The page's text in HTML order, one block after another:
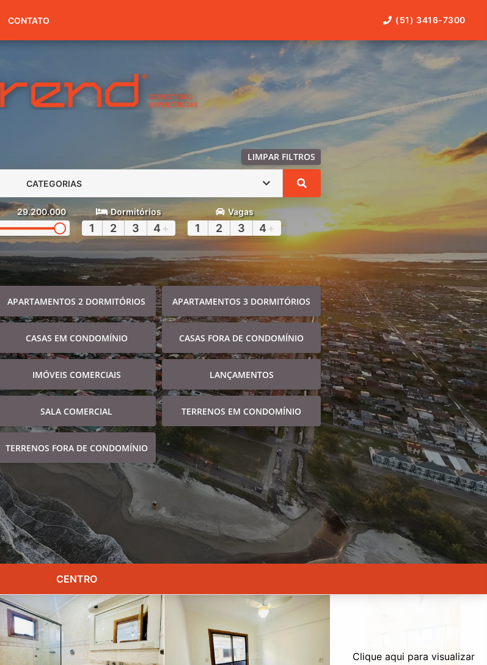
(51) 3416-7300
CONTATO (51) 3416-7300
LIMPAR FILTROS
CATEGORIAS
29.200.000 Dormitórios
1 2 3 4 +
Vagas
1 2 3 4 +
APARTAMENTOS 2 DORMITÓRIOS APARTAMENTOS 3 DORMITÓRIOS
CASAS EM CONDOMÍNIO CASAS FORA DE CONDOMÍNIO
IMÓVEIS COMERCIAIS LANÇAMENTOS
SALA COMERCIAL TERRENOS EM CONDOMÍNIO
TERRENOS FORA DE CONDOMÍNIO
CENTRO
Clique aqui para visualizar